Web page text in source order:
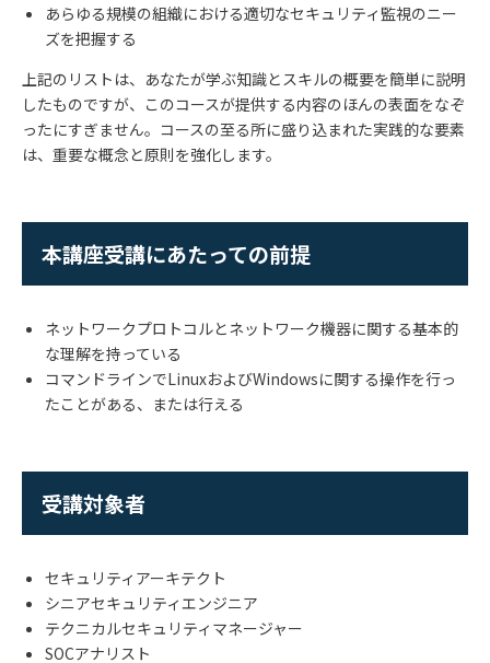
あらゆる規模の組織における適切なセキュリティ監視のニー
ズを把握する
上記のリストは、あなたが学ぶ知識とスキルの概要を簡単に説明
したものですが、このコースが提供する内容のほんの表面をなぞ
ったにすぎません。コースの至る所に盛り込まれた実践的な要素
は、重要な概念と原則を強化します。
本講座受講にあたっての前提
ネットワークプロトコルとネットワーク機器に関する基本的
な理解を持っている
コマンドラインでLinuxおよびWindowsに関する操作を行っ
たことがある、または行える
受講対象者
セキュリティアーキテクト
シニアセキュリティエンジニア
テクニカルセキュリティマネージャー
SOCアナリスト